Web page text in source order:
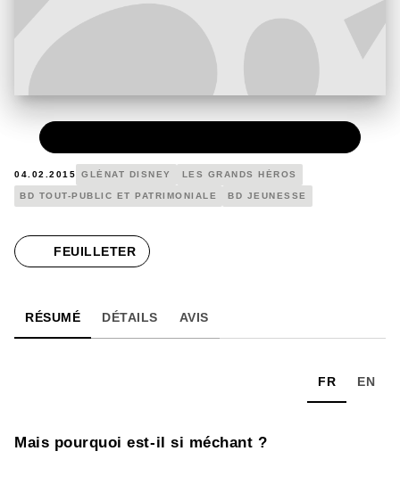
04.02.2015 GLÉNAT DISNEY LES GRANDS HÉROS
BD TOUT-PUBLIC ET PATRIMONIALE BD JEUNESSE
FEUILLETER
RÉSUMÉ DÉTAILS AVIS
FR EN
Mais pourquoi est-il si méchant ?